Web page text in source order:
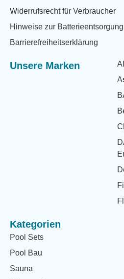
Widerrufsrecht für Verbraucher
Hinweise zur Batterieentsorgung
Barrierefreiheitserklärung
Unsere Marken
Kategorien
Pool Sets
Pool Bau
Sauna